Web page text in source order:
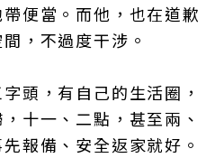
便當。而他，也在道歉
，不過度干涉。
頭，有自己的生活圈，
十一、二點，甚至兩、
報備、安全返家就好。